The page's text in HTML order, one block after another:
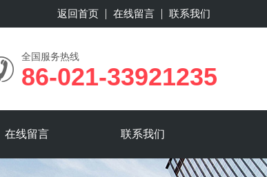
返回首页 在线留言 联系我们
全国服务热线
86-021-33921235
在线留言 联系我们